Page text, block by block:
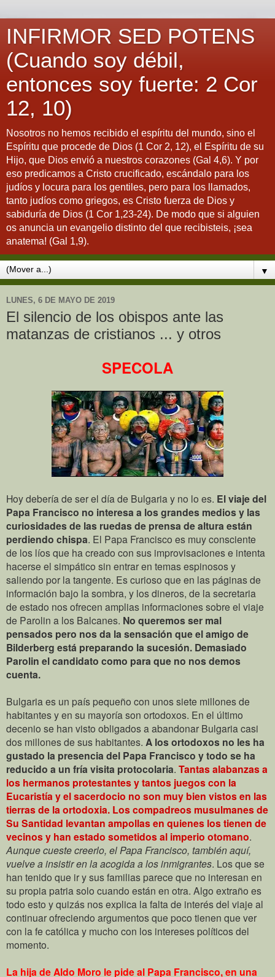
INFIRMOR SED POTENS
(Cuando soy débil,
entonces soy fuerte: 2 Cor
12, 10)
Nosotros no hemos recibido el espíritu del mundo, sino el
Espíritu que procede de Dios (1 Cor 2, 12), el Espíritu de su
Hijo, que Dios envió a nuestros corazones (Gal 4,6). Y por
eso predicamos a Cristo crucificado, escándalo para los
judíos y locura para los gentiles, pero para los llamados,
tanto judíos como griegos, es Cristo fuerza de Dios y
sabiduría de Dios (1 Cor 1,23-24). De modo que si alguien
os anuncia un evangelio distinto del que recibisteis, ¡sea
anatema! (Gal 1,9).
▼
LUNES, 6 DE MAYO DE 2019
El silencio de los obispos ante las
matanzas de cristianos ... y otros
SPECOLA
Hoy debería de ser el día de Bulgaria y no lo es. El viaje del
Papa Francisco no interesa a los grandes medios y las
curiosidades de las ruedas de prensa de altura están
perdiendo chispa. El Papa Francisco es muy consciente
de los líos que ha creado con sus improvisaciones e intenta
hacerse el simpático sin entrar en temas espinosos y
saliendo por la tangente. Es curioso que en las páginas de
información bajo la sombra, y los dineros, de la secretaria
de estado nos ofrecen amplias informaciones sobre el viaje
de Parolin a los Balcanes. No queremos ser mal
pensados pero nos da la sensación que el amigo de
Bilderberg está preparando la sucesión. Demasiado
Parolin el candidato como para que no nos demos
cuenta.
Bulgaria es un país pequeño con unos siete millones de
habitantes y en su mayoría son ortodoxos. En el último
decenio se han visto obligados a abandonar Bulgaria casi
dos millones de sus habitantes. A los ortodoxos no les ha
gustado la presencia del Papa Francisco y todo se ha
reducido a un fría visita protocolaria. Tantas alabanzas a
los hermanos protestantes y tantos juegos con la
Eucaristía y el sacerdocio no son muy bien vistos en las
tierras de la ortodoxia. Los compadreos musulmanes de
Su Santidad levantan ampollas en quienes los tienen de
vecinos y han estado sometidos al imperio otomano.
Aunque cueste creerlo, el Papa Francisco, también aquí,
vuelve a insistir en la acogida a los inmigrantes. Los que se
han tenido que ir y sus familias parece que no interesan en
su propia patria solo cuando están en otra. Algo extraño es
todo esto y quizás nos explica la falta de interés del viaje al
continuar ofreciendo argumentos que poco tienen que ver
con la fe católica y mucho con los intereses políticos del
momento.
La hija de Aldo Moro le pide al Papa Francisco, en una